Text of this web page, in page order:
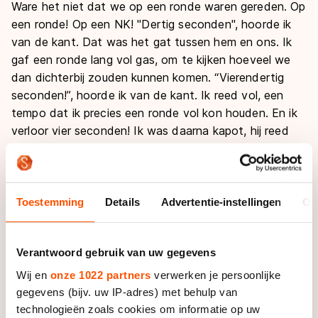
Toestemming Details Advertentie-instellingen
Verantwoord gebruik van uw gegevens
Wij en onze 1022 partners verwerken je persoonlijke
gegevens (bijv. uw IP-adres) met behulp van
technologieën zoals cookies om informatie op uw
Ware het niet dat we op een ronde waren gereden. Op
een ronde! Op een NK! "Dertig seconden", hoorde ik
van de kant. Dat was het gat tussen hem en ons. Ik
gaf een ronde lang vol gas, om te kijken hoeveel we
dan dichterbij zouden kunnen komen. “Vierendertig
seconden!”, hoorde ik van de kant. Ik reed vol, een
tempo dat ik precies een ronde vol kon houden. En ik
verloor vier seconden! Ik was daarna kapot, hij reed
De dader was Crispijn Ariëns. Een uur lang lang
achtervolgden we met de sterksten van Nederland,
maar we kwamen geen seconde dichterbij. Sterker
in dat Veendamse cafeetje, de vinger op te leggen.
Zijn wij nu niet in orde, of is hij zo sterk? We kwamen
er niet uit, en namen een biertje. Een biertje, om het te
vergeten.